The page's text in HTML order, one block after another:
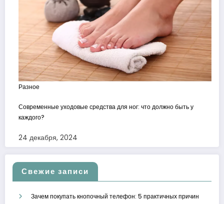
Разное
Современные уходовые средства для ног: что должно быть у
каждого?
24 декабря, 2024
Свежие записи
Зачем покупать кнопочный телефон: 5 практичных причин